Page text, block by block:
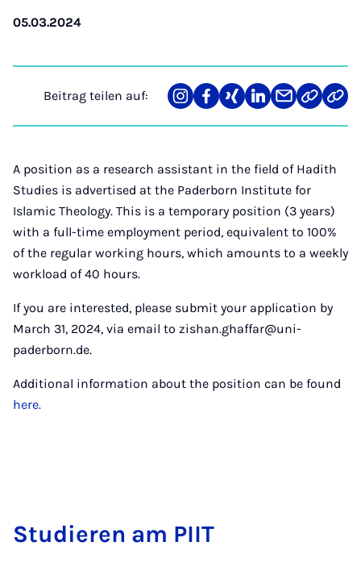
05.03.2024
Beitrag teilen auf:
Teilen
auf
Teilen
auf
Teilen
auf
Teilen
auf
Teilen
über
Mail
Link
kopieren
via
A position as a research assistant in the field of Hadith
Studies is advertised at the Paderborn Institute for
Islamic Theology. This is a temporary position (3 years)
with a full-time employment period, equivalent to 100%
of the regular working hours, which amounts to a weekly
workload of 40 hours.
If you are interested, please submit your application by
March 31, 2024, via email to zishan.ghaffar@uni-
paderborn.de.
Additional information about the position can be found
here.
Stu­die­ren am PI­IT